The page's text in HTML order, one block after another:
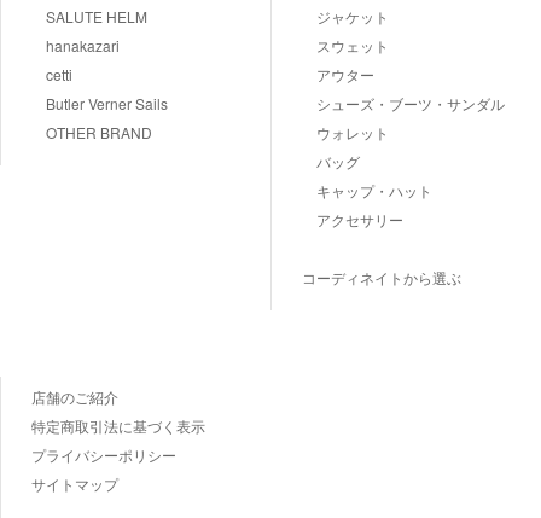
SALUTE HELM
hanakazari
cetti
Butler Verner Sails
OTHER BRAND
ジャケット
スウェット
アウター
シューズ・ブーツ・サンダル
ウォレット
バッグ
キャップ・ハット
アクセサリー
コーディネイトから選ぶ
店舗のご紹介
特定商取引法に基づく表示
プライバシーポリシー
サイトマップ